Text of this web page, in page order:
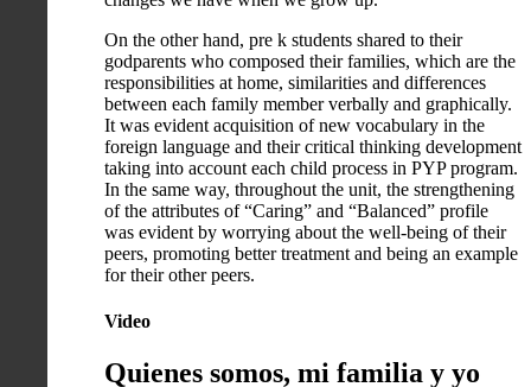
On the other hand, pre k students shared to their
godparents who composed their families, which are the
responsibilities at home, similarities and differences
between each family member verbally and graphically.
It was evident acquisition of new vocabulary in the
foreign language and their critical thinking development
taking into account each child process in PYP program.
In the same way, throughout the unit, the strengthening
of the attributes of “Caring” and “Balanced” profile
was evident by worrying about the well-being of their
peers, promoting better treatment and being an example
for their other peers.
Video
Quienes somos, mi familia y yo